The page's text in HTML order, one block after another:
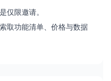
仅限邀请。
取功能清单、价格与数据